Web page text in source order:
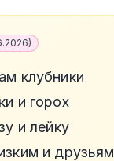
)
клубники
и горох
и лейку
и друзьям